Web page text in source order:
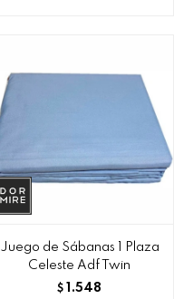
Juego de Sábanas 1 Plaza
Celeste Adf Twin
$ 1.548